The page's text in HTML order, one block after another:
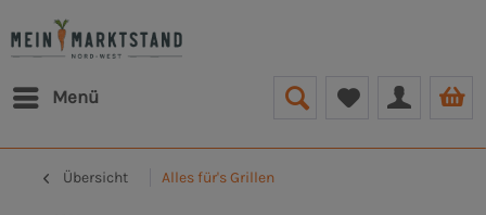
Menü
Übersicht Alles für's Grillen